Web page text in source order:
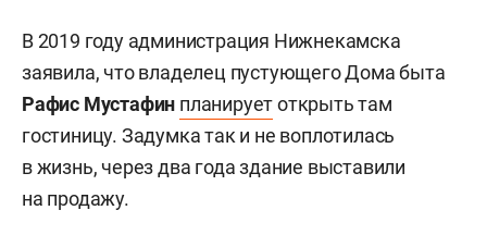
В 2019 году администрация Нижнекамска
заявила, что владелец пустующего Дома быта
Рафис Мустафин планируетоткрыть там
гостиницу. Задумка так и не воплотилась
в жизнь, через два года здание выставили
на продажу.